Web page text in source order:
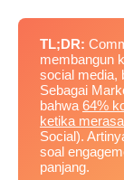
TL;DR:
membangun
social media,
Sebagai
bahwa 64%
ketika
Social).
soal
panjang.